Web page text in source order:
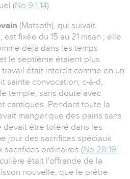
(No 9:1,14).
(Matsoth), qui suivait
fixée du 15 au 21 nisan ; elle
déjà dans les temps
le septième étaient plus
était interdit comme en un
sainte convocation, c-à-d,
temple, sans doute avec
cantiques. Pendant toute la
manger que des pains sans
devait être toléré dans les
jour des sacrifices spéciaux
sacrifices ordinaires (No 28:19-
était l'offrande de la
nouvelle, que le prêtre